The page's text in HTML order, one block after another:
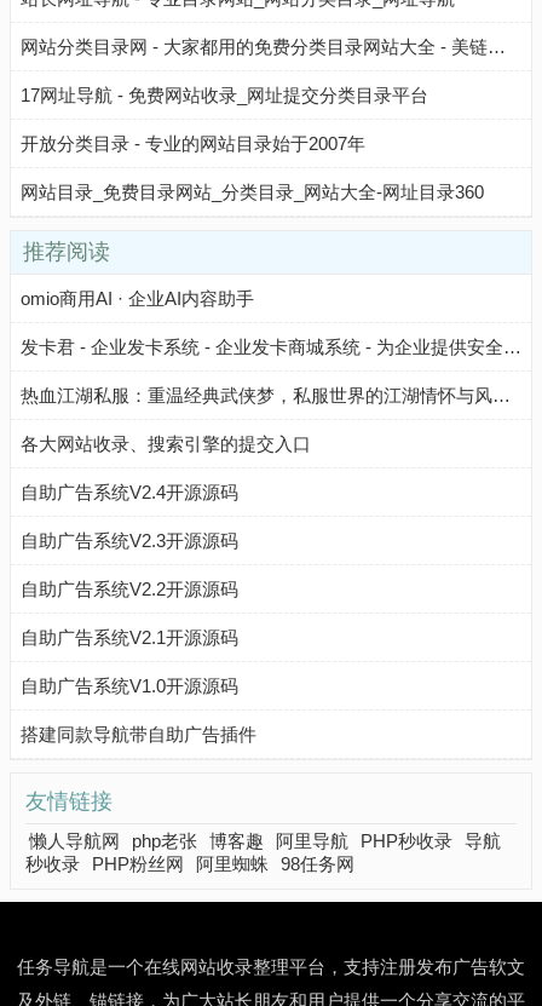
网站分类目录网 - 大家都用的免费分类目录网站大全 - 美链目录
17网址导航 - 免费网站收录_网址提交分类目录平台
开放分类目录 - 专业的网站目录始于2007年
网站目录_免费目录网站_分类目录_网站大全-网址目录360
推荐阅读
omio商用AI · 企业AI内容助手
发卡君 - 企业发卡系统 - 企业发卡商城系统 - 为企业提供安全、高效、自动化的卡密管理与发卡解决方案，降低运营成本，提升业务效率。
热血江湖私服：重温经典武侠梦，私服世界的江湖情怀与风险解析​
各大网站收录、搜索引擎的提交入口
自助广告系统V2.4开源源码
自助广告系统V2.3开源源码
自助广告系统V2.2开源源码
自助广告系统V2.1开源源码
自助广告系统V1.0开源源码
搭建同款导航带自助广告插件
友情链接
懒人导航网 php老张 博客趣 阿里导航 PHP秒收录 导航
秒收录
PHP粉丝网 阿里蜘蛛 98任务网
任务导航是一个在线网站收录整理平台，支持注册发布广告软文
及外链、锚链接，为广大站长朋友和用户提供一个分享交流的平